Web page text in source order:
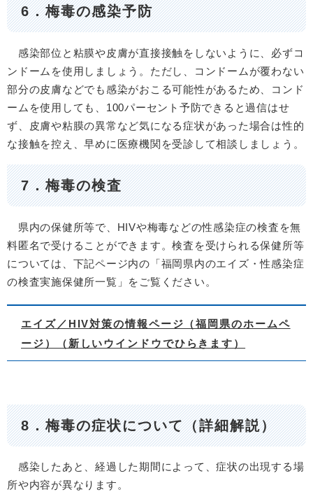
6．梅毒の感染予防
感染部位と粘膜や皮膚が直接接触をしないように、必ずコ
ンドームを使用しましょう。ただし、コンドームが覆わない
部分の皮膚などでも感染がおこる可能性があるため、コンド
ームを使用しても、100パーセント予防できると過信はせ
ず、皮膚や粘膜の異常など気になる症状があった場合は性的
な接触を控え、早めに医療機関を受診して相談しましょう。
7．梅毒の検査
県内の保健所等で、HIVや梅毒などの性感染症の検査を無
料匿名で受けることができます。検査を受けられる保健所等
については、下記ページ内の「福岡県内のエイズ・性感染症
の検査実施保健所一覧」をご覧ください。
エイズ／HIV対策の情報ページ（福岡県のホームペ
ージ）（新しいウインドウでひらきます）
8．梅毒の症状について（詳細解説）
感染したあと、経過した期間によって、症状の出現する場
所や内容が異なります。